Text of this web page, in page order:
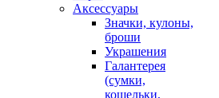
Аксессуары
Значки, кулоны,
броши
Украшения
Галантерея
(сумки,
кошельки,